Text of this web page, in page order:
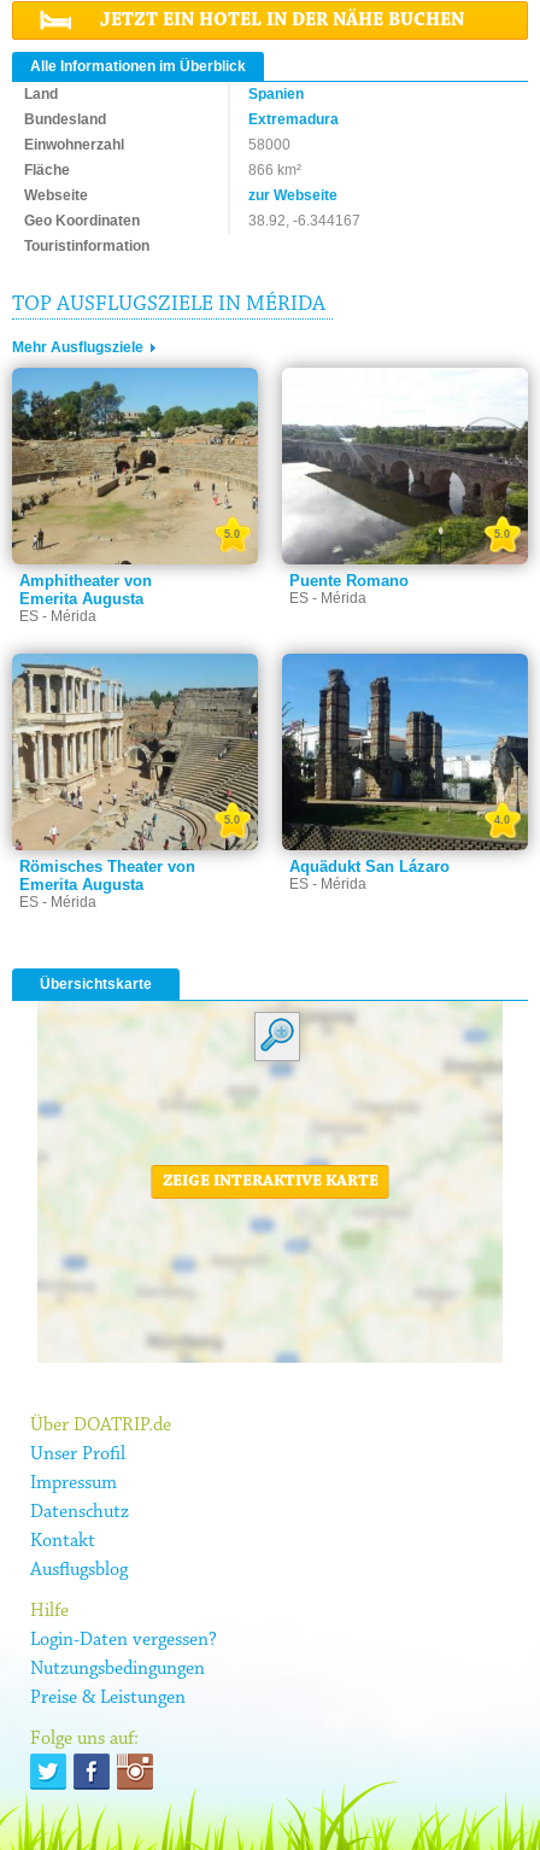
JETZT EIN HOTEL IN DER NÄHE BUCHEN
Alle Informationen im Überblick
Land
Spanien
Bundesland
Extremadura
Einwohnerzahl
58000
Fläche
866 km²
Webseite
zur Webseite
Geo Koordinaten
38.92, -6.344167
Touristinformation
TOP AUSFLUGSZIELE IN MÉRIDA
Mehr Ausflugsziele
Amphitheater von
Emerita Augusta
ES - Mérida
5.0
Puente Romano
ES - Mérida
5.0
Römisches Theater von
Emerita Augusta
ES - Mérida
5.0
Aquädukt San Lázaro
ES - Mérida
4.0
Übersichtskarte
ZEIGE INTERAKTIVE KARTE
Über DOATRIP.de
Unser Profil
Impressum
Datenschutz
Kontakt
Ausflugsblog
Hilfe
Login-Daten vergessen?
Nutzungsbedingungen
Preise & Leistungen
Folge uns auf: